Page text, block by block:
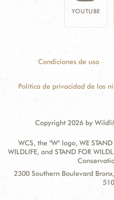
YOUTUBE
Condiciones de uso
Política de privacidad de los
Copyright 2026 by
WCS, the "W" logo, WE
WILDLIFE, and STAND FOR
Contact
Address:
2300 Southern Boulevard